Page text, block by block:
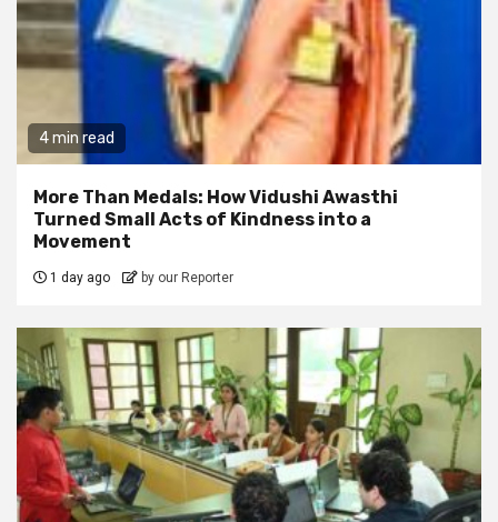
4 min read
More Than Medals: How Vidushi Awasthi
Turned Small Acts of Kindness into a
Movement
1 day ago by our Reporter